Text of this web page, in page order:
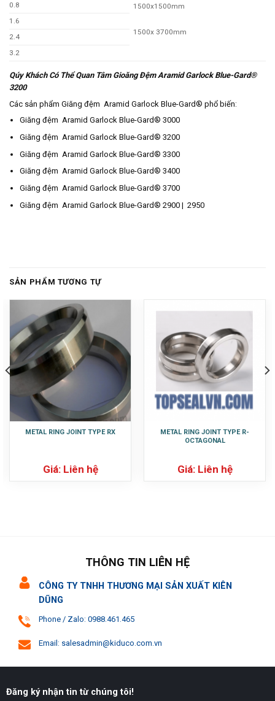
1500x1500mm
1500x 3700mm
0.8
1.6
2.4
3.2
Qúy Khách Có Thể Quan Tâm Gioăng Đệm Aramid Garlock Blue-Gard®
3200
Các sản phẩm Giăng đệm Aramid Garlock Blue-Gard® phổ biến:
Giăng đệm Aramid Garlock Blue-Gard® 3000
Giăng đệm Aramid Garlock Blue-Gard® 3200
Giăng đệm Aramid Garlock Blue-Gard® 3300
Giăng đệm Aramid Garlock Blue-Gard® 3400
Giăng đệm Aramid Garlock Blue-Gard® 3700
Giăng đệm Aramid Garlock Blue-Gard® 2900 | 2950
SẢN PHẨM TƯƠNG TỰ
METAL RING JOINT TYPE RX
Giá: Liên hệ
METAL RING JOINT TYPE R-
OCTAGONAL
Giá: Liên hệ
THÔNG TIN LIÊN HỆ
CÔNG TY TNHH THƯƠNG MẠI SẢN XUẤT KIÊN
DŨNG
Phone / Zalo: 0988.461.465
Email: salesadmin@kiduco.com.vn
Đăng ký nhận tin từ chúng tôi!